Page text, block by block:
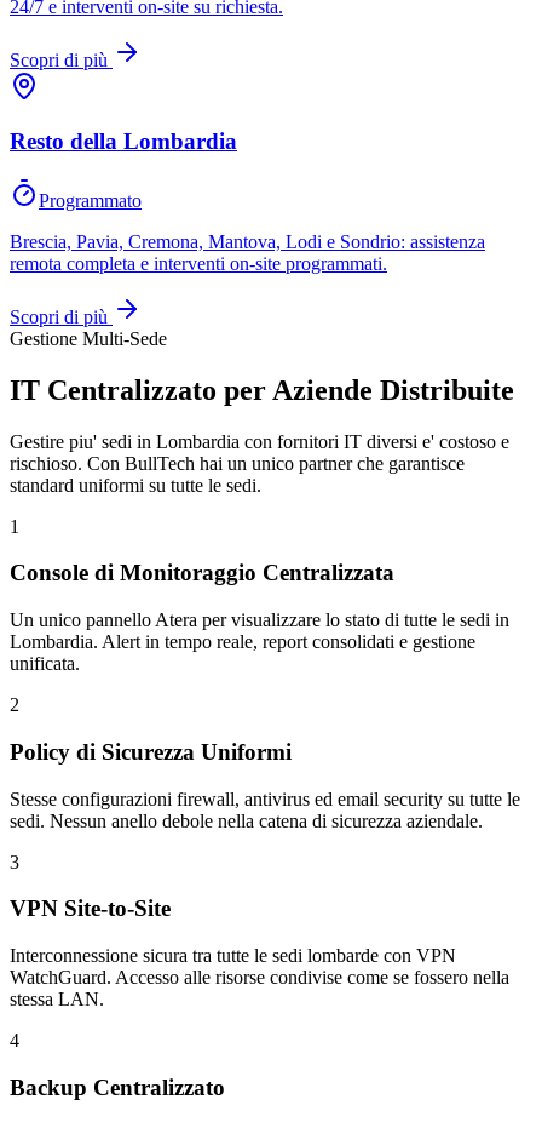
24/7 e interventi on-site su richiesta.
Scopri di più
Resto della Lombardia
Programmato
Brescia, Pavia, Cremona, Mantova, Lodi e Sondrio: assistenza
remota completa e interventi on-site programmati.
Scopri di più
Gestione Multi-Sede
IT Centralizzato per Aziende Distribuite
Gestire piu' sedi in Lombardia con fornitori IT diversi e' costoso e
rischioso. Con BullTech hai un unico partner che garantisce
standard uniformi su tutte le sedi.
1
Console di Monitoraggio Centralizzata
Un unico pannello Atera per visualizzare lo stato di tutte le sedi in
Lombardia. Alert in tempo reale, report consolidati e gestione
unificata.
2
Policy di Sicurezza Uniformi
Stesse configurazioni firewall, antivirus ed email security su tutte le
sedi. Nessun anello debole nella catena di sicurezza aziendale.
3
VPN Site-to-Site
Interconnessione sicura tra tutte le sedi lombarde con VPN
WatchGuard. Accesso alle risorse condivise come se fossero nella
stessa LAN.
4
Backup Centralizzato